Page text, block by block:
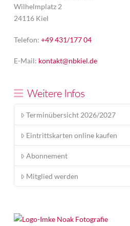
Wilhelmplatz 2
24116 Kiel
Telefon: +49 431/177 04
E-Mail: kontakt@nbkiel.de
Weitere Infos
Terminübersicht 2026/2027
Eintrittskarten online kaufen
Abonnement
Mitglied werden